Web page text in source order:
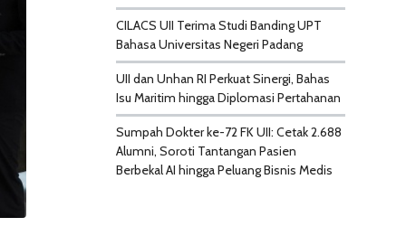
CILACS UII Terima Studi Banding UPT
Bahasa Universitas Negeri Padang
UII dan Unhan RI Perkuat Sinergi, Bahas
Isu Maritim hingga Diplomasi Pertahanan
Sumpah Dokter ke-72 FK UII: Cetak 2.688
Alumni, Soroti Tantangan Pasien
Berbekal AI hingga Peluang Bisnis Medis